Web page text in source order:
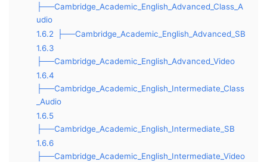
├──Cambridge_Academic_English_Advanced_Class_A
udio
1.6.2
├──Cambridge_Academic_English_Advanced_SB
1.6.3
├──Cambridge_Academic_English_Advanced_Video
1.6.4
├──Cambridge_Academic_English_Intermediate_Class
_Audio
1.6.5
├──Cambridge_Academic_English_Intermediate_SB
1.6.6
├──Cambridge_Academic_English_Intermediate_Video